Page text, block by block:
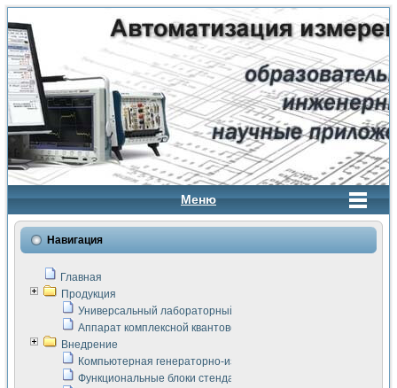
Меню
Навигация
Главная
Продукция
Универсальный лабораторный стенд "Сигнал-USB"
Аппарат комплексной квантовой терапии Интроскан
Внедрение
Компьютерная генераторно-измерительная система
Функциональные блоки стенда "Сигнал-USB"